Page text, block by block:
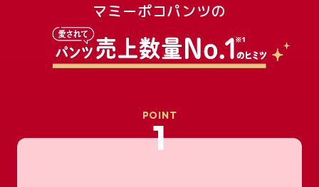
マミーポコパンツの
POINT
1